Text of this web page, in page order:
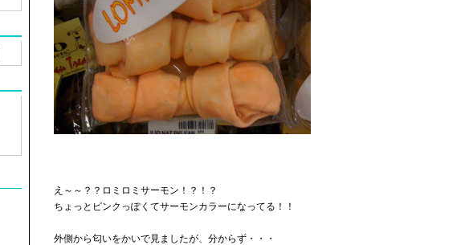
え～～？？ロミロミサーモン！？！？
ちょっとピンクっぽくてサーモンカラーになってる！！
外側から匂いをかいで見ましたが、分からず・・・